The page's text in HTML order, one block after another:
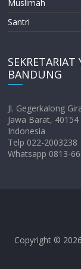
Muslimah
Santri
BANDUNG
Jl. Gegerkalong
Jawa Barat, 40154
Indonesia
Telp 022-2003238
Whatsapp 0813-
Copyright © 2026